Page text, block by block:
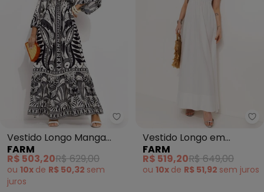
Farm - Vestido Longo Manga
Vestido Longo Manga
Rendeira (Preto)
FARM
R$ 503,20R$ 629,00
ou 10x de R$ 50,32 sem
juros
Vestido Longo em
Viscolinho (Off White)
FARM
R$ 519,20R$ 649,00
ou 10x de R$ 51,92 sem juros